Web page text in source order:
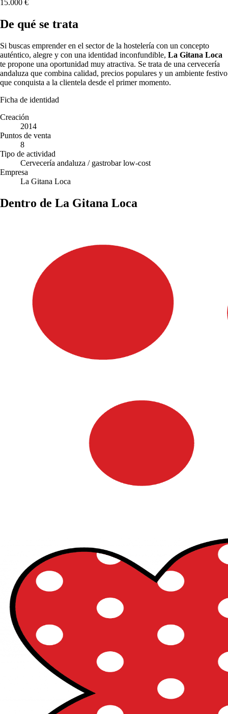
15.000 €
De qué se trata
Si buscas emprender en el sector de la hostelería con un concepto
auténtico, alegre y con una identidad inconfundible, La Gitana Loca
te propone una oportunidad muy atractiva. Se trata de una cervecería
andaluza que combina calidad, precios populares y un ambiente festivo
que conquista a la clientela desde el primer momento.
Ficha de identidad
Creación
2014
Puntos de venta
8
Tipo de actividad
Cervecería andaluza / gastrobar low-cost
Empresa
La Gitana Loca
Dentro de La Gitana Loca